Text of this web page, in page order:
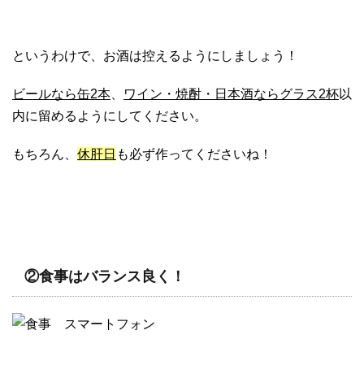
というわけで、お酒は控えるようにしましょう！
ビールなら缶2本 ワイン・焼酎・日本酒ならグラス2杯以
内に留めるようにしてください。
もちろん、 休肝日 も必ず作ってくださいね！
②食事はバランス良く！